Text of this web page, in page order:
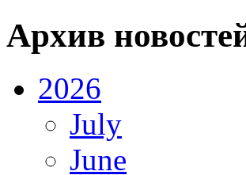
Архив
2026
July
June